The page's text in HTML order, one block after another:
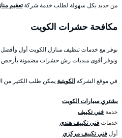
من جديد بكل سهولة لطلب خدمة شركةتعقيم
مكافحة حشرات الكويت
نوفر مع خدمات تنظيف منازل الكويت أول وأفضل
ونوفر أقوى مبديات رش حشرات مضمونة بأرخص
في موقع الشركةالكويتية يمكن طلب الكثير من
يشتري سيارات الكويت
خدمة فني تكييف
خدماتفني تكييف هندي
أولفني تكييف مركزي